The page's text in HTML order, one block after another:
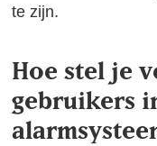
te zijn.
Hoe stel je
gebruikers